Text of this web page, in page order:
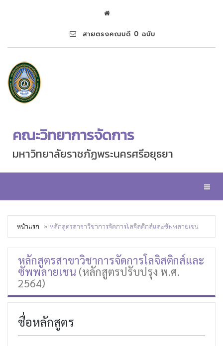
สายตรงคณบดี 0 ฉบับ
คณะวิทยาการจัดการ
มหาวิทยาลัยราชภัฏพระนครศรีอยุธยา
หน้าแรก หลักสูตรสาขาวิชาการจัดการโลจิสติกส์และซัพพลายเชน
หลักสูตรสาขาวิชาการจัดการโลจิสติกส์และ
ซัพพลายเชน (หลักสูตรปรับปรุง พ.ศ.
2564)
ชื่อหลักสูตร